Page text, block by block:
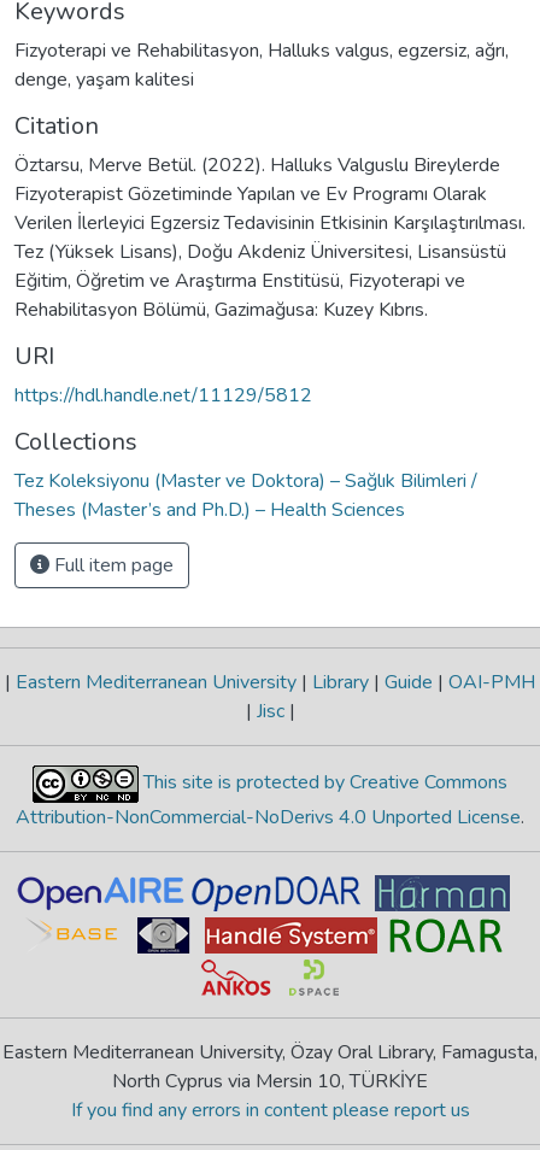
Keywords
Fizyoterapi ve Rehabilitasyon, Halluks valgus, egzersiz, ağrı,
denge, yaşam kalitesi
Citation
Öztarsu, Merve Betül. (2022). Halluks Valguslu Bireylerde
Fizyoterapist Gözetiminde Yapılan ve Ev Programı Olarak
Verilen İlerleyici Egzersiz Tedavisinin Etkisinin Karşılaştırılması.
Tez (Yüksek Lisans), Doğu Akdeniz Üniversitesi, Lisansüstü
Eğitim, Öğretim ve Araştırma Enstitüsü, Fizyoterapi ve
Rehabilitasyon Bölümü, Gazimağusa: Kuzey Kıbrıs.
URI
https://hdl.handle.net/11129/5812
Collections
Tez Koleksiyonu (Master ve Doktora) – Sağlık Bilimleri /
Theses (Master’s and Ph.D.) – Health Sciences
Full item page
| Eastern Mediterranean University | Library | Guide | OAI-PMH
| Jisc |
This site is protected by Creative Commons
Attribution-NonCommercial-NoDerivs 4.0 Unported License.
Eastern Mediterranean University, Özay Oral Library, Famagusta,
North Cyprus via Mersin 10, TÜRKİYE
If you find any errors in content please report us